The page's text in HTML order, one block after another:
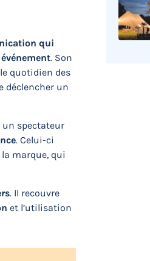
qui
. Son
quotidien des
déclencher un
un spectateur
. Celui-ci
marque, qui
. Il recouvre
et l’utilisation